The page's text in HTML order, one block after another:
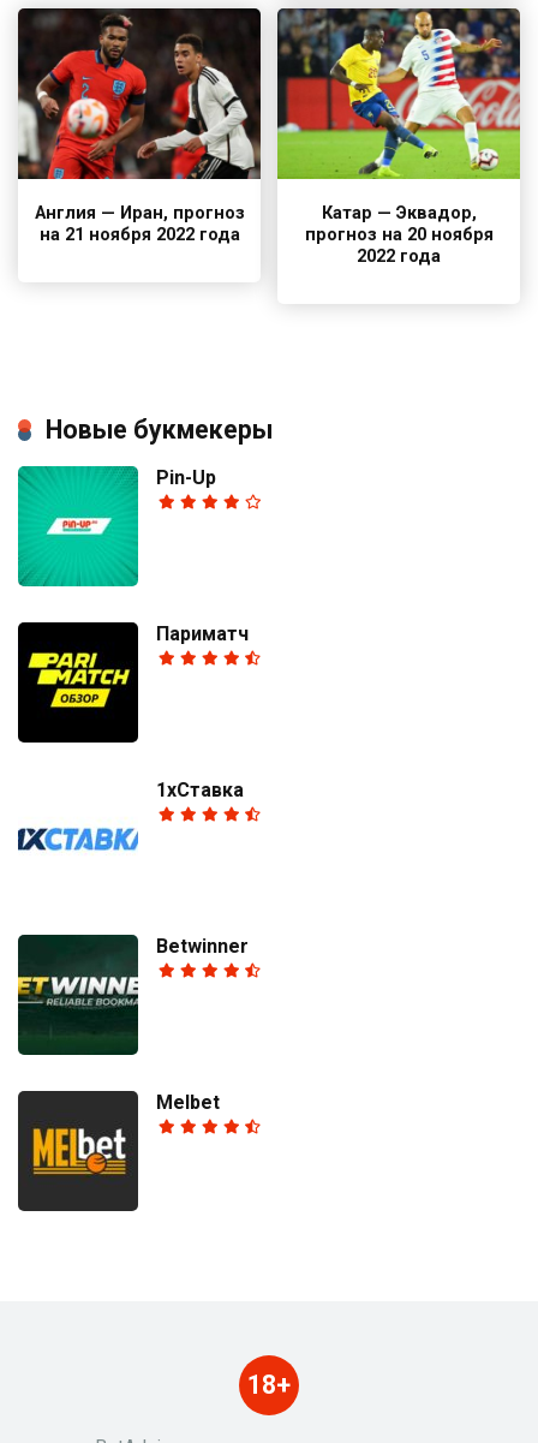
Англия — Иран, прогноз
на 21 ноября 2022 года
Катар — Эквадор,
прогноз на 20 ноября
2022 года
Новые букмекеры
Pin-Up
Париматч
1хСтавка
Betwinner
Melbet
18+